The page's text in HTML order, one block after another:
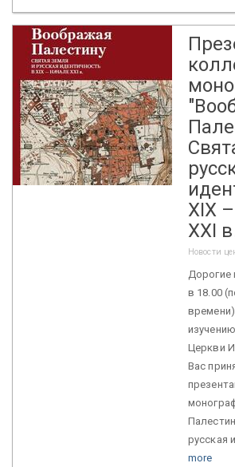
XIX
XXI
Новости
Дорогие
в 18.00
Церкви
Вас
русская
more